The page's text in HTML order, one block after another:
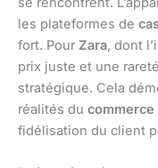
les plateformes de
fort. Pour Zara, dont
prix juste et une
stratégique. Cela
réalités du commerce
fidélisation du client